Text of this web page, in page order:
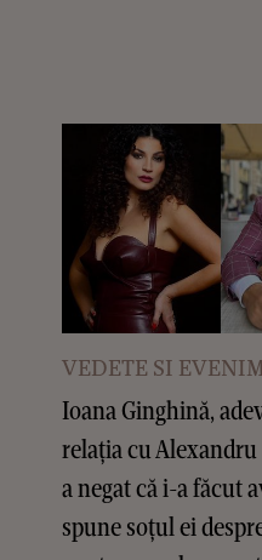
VEDETE SI
Ioana Ginghină,
relația cu
a negat că i-a făcut
spune soțul ei